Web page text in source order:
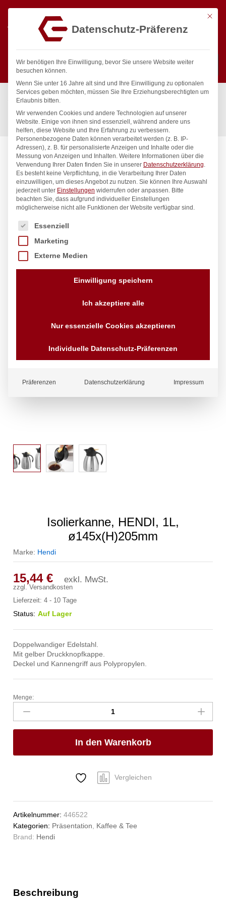
Suchen
Start / Gastronomiebedarf & Gastro Geräte für Profis
Präsentation
Kaffee & Tee
Isolierkanne, HENDI, 1L, ø145x(H)205mm
Isolierkanne, HENDI, 1L,
ø145x(H)205mm
Marke: Hendi
15,44€ exkl. MwSt.
zzgl.Versandkosten
Lieferzeit:4 - 10 Tage
Status: Auf Lager
Doppelwandiger Edelstahl.
Mit gelber Druckknopfkappe.
Deckel und Kannengriff aus Polypropylen.
Isolierkanne,
HENDI,
1L,
ø145x(H)205mm
Menge:
In den Warenkorb
Vergleichen
Artikelnummer:446522
Kategorien: Präsentation
Kaffee & Tee
Brand: Hendi
Beschreibung
Mit
Datenschutz-Präferenz
Wir benötigen Ihre Einwilligung, bevor Sie unsere Website weiter
besuchen können.
Wenn Sie unter 16 Jahre alt sind und Ihre Einwilligung zu optionalen
Services geben möchten, müssen Sie Ihre Erziehungsberechtigten um
Erlaubnis bitten.
Wir verwenden Cookies und andere Technologien auf unserer
Website. Einige von ihnen sind essenziell, während andere uns
helfen, diese Website und Ihre Erfahrung zu verbessern.
Personenbezogene Daten können verarbeitet werden (z. B. IP-
Adressen), z. B. für personalisierte Anzeigen und Inhalte oder die
Messung von Anzeigen und Inhalten. Weitere Informationen über die
Verwendung Ihrer Daten finden Sie in unserer Datenschutzerklärung.
Es besteht keine Verpflichtung, in die Verarbeitung Ihrer Daten
einzuwilligen, um dieses Angebot zu nutzen. Sie können Ihre Auswahl
jederzeit unter Einstellungen widerrufen oder anpassen. Bitte
beachten Sie, dass aufgrund individueller Einstellungen
möglicherweise nicht alle Funktionen der Website verfügbar sind.
Es folgt eine Liste der Service-Gruppen, für die eine
Essenziell
Marketing
Externe Medien
Einwilligung speichern
Ich akzeptiere alle
Nur essenzielle Cookies akzeptieren
Individuelle Datenschutz-Präferenzen
Präferenzen Datenschutzerklärung Impressum